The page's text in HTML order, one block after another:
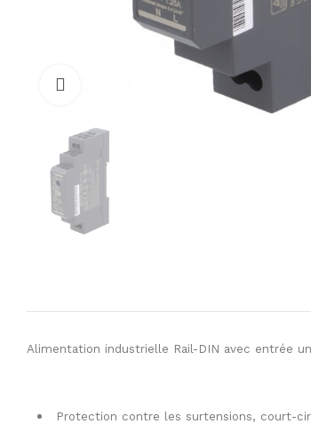
Cliquez pour Zoomer
Alimentation industrielle Rail-DIN avec entrée
Protection contre les surtensions, court-